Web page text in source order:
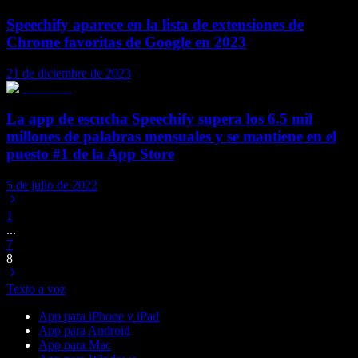
Speechify aparece en la lista de extensiones de
Chrome favoritas de Google en 2023
21 de diciembre de 2023
La app de escucha Speechify supera los 6.5 mil
millones de palabras mensuales y se mantiene en el
puesto #1 de la App Store
5 de julio de 2022
1
...
7
8
Texto a voz
App para iPhone y iPad
App para Android
App para Mac